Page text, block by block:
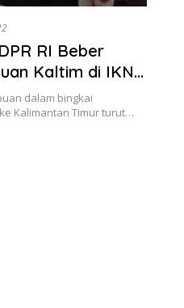
RI Beber
Kaltim di IKN
dalam bingkai
Kalimantan Timur turut…